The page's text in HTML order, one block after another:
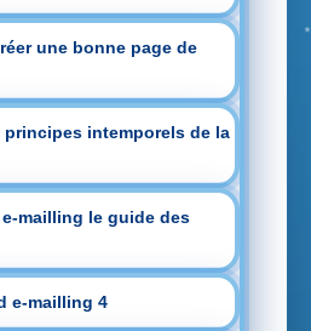
une bonne page de
principes intemporels de la
mailling le guide des
e-mailling 4